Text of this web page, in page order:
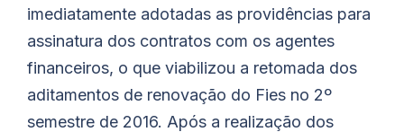
imediatamente adotadas as providências para
assinatura dos contratos com os agentes
financeiros, o que viabilizou a retomada dos
aditamentos de renovação do Fies no 2º
semestre de 2016. Após a realização dos